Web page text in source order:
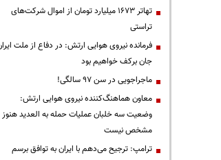
تهاتر ۱۶۷۳ میلیارد تومان از اموال شرکت‌های
تراستی
فرمانده نیروی هوایی ارتش: در دفاع از ملت
جان برکف خواهیم بود
ماجراجویی در سن ۹۷ سالگی!
معاون هماهنگ‌کننده نیروی هوایی ارتش:
وضعیت سه خلبان عملیات حمله به العدید هنوز
مشخص نیست
ترامپ: ترجیح می‌دهم با ایران به توافق برسم